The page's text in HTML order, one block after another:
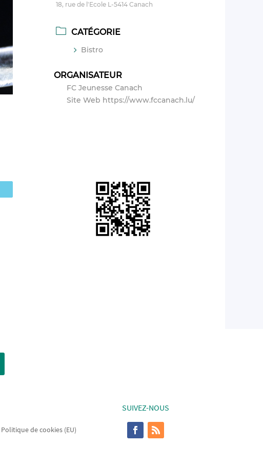
18, rue de l'Ecole L-5414 Canach
CATÉGORIE
Bistro
ORGANISATEUR
FC Jeunesse Canach
Site Web https://www.fccanach.lu/
Politique de cookies (EU)
SUIVEZ-NOUS